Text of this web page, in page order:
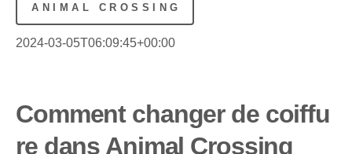
ANIMAL CROSSING
2024-03-05T06:09:45+00:00
Comment changer de coiffu
re dans Animal Crossing